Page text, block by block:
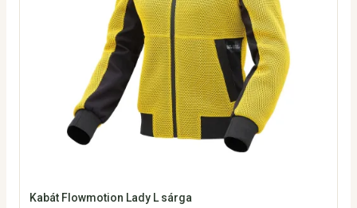
Kabát Flowmotion Lady L sárga